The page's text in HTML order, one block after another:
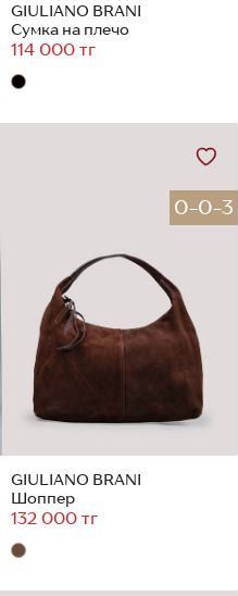
GIULIANO BRANI
Сумка на плечо
114 000 тг
0-0-3
GIULIANO BRANI
Шоппер
132 000 тг